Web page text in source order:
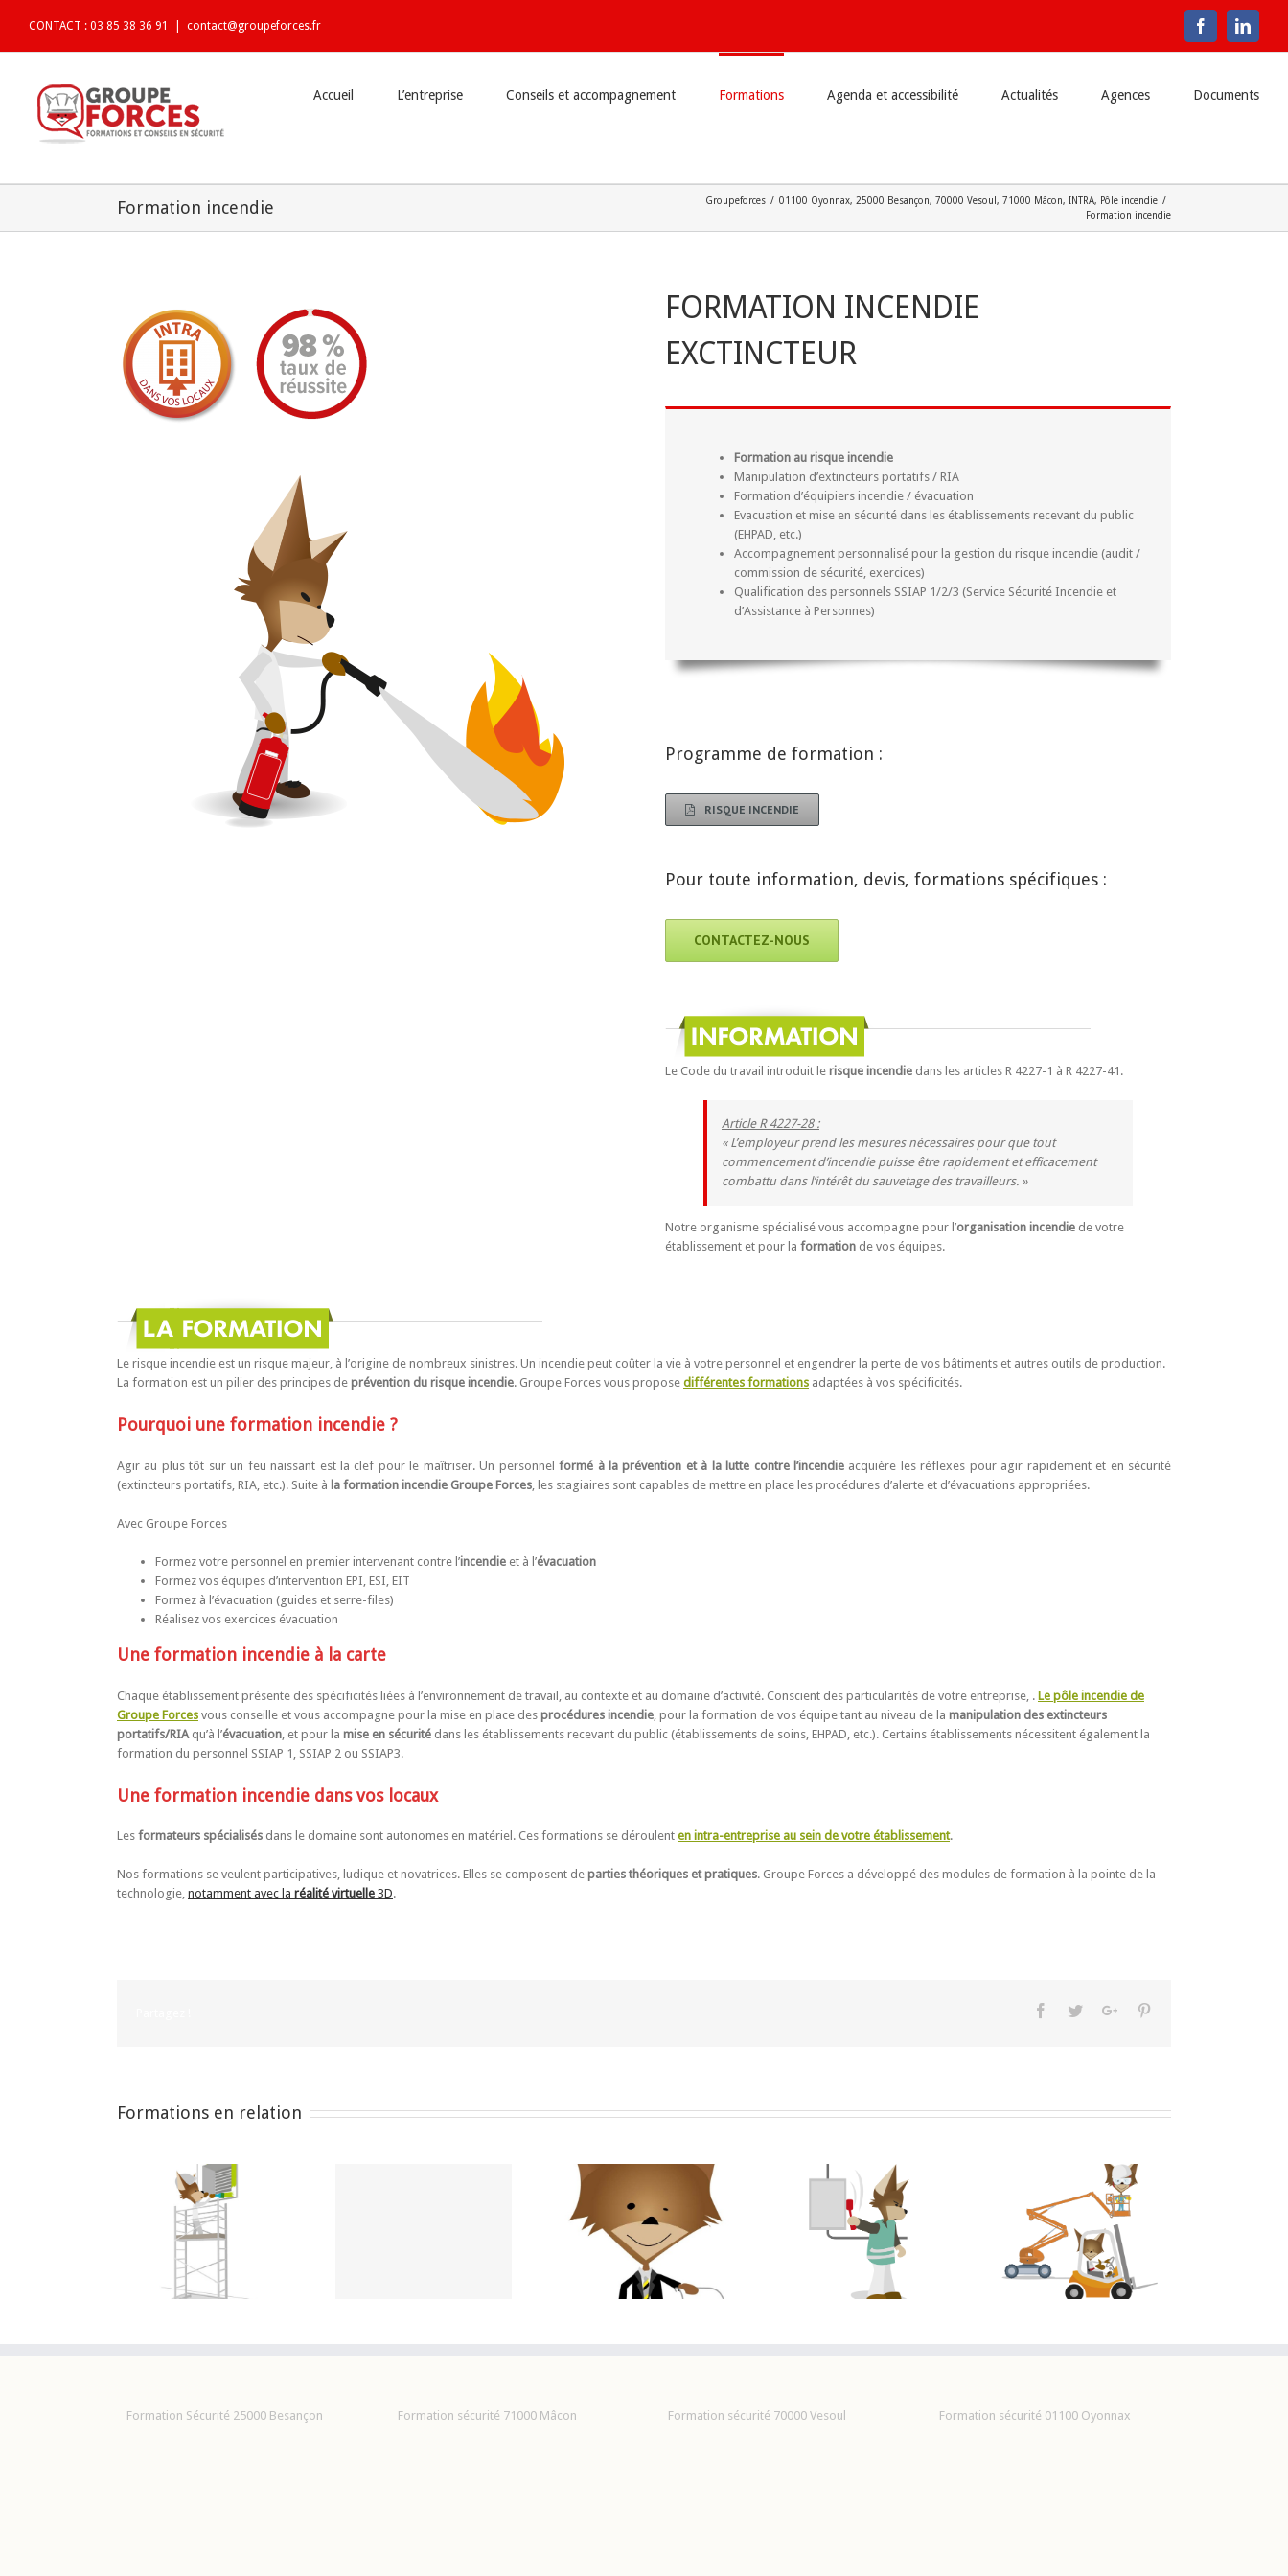
CONTACT : 03 85 38 36 91 contact@groupeforces.fr Facebook
Accueil L’entreprise Conseils et accompagnement Formations Agenda et accessibilité Actualités Agences Documents
Formation incendie Groupeforces / 01100 Oyonnax, 25000 Besançon, 70000 Vesoul , 71000 Mâcon, INTRA, Pôle incendie /
Formation incendie
FORMATION INCENDIE
EXCTINCTEUR
Formation au risque incendie
Manipulation d’extincteurs portatifs / RIA
Formation d’équipiers incendie / évacuation
Evacuation et mise en sécurité dans les établissements recevant du public
(EHPAD, etc.)
Accompagnement personnalisé pour la gestion du risque incendie (audit /
commission de sécurité, exercices)
Qualification des personnels SSIAP 1/2/3 (Service Sécurité Incendie et
d’Assistance à Personnes)
Programme de formation :
RISQUE INCENDIE
Pour toute information, devis, formations spécifiques :
CONTACTEZ-NOUS
Le Code du travail introduit le risque incendie dans les articles R 4227-1 à R 4227-41.
Article R 4227-28 :
« L’employeur prend les mesures nécessaires pour que tout
commencement d’incendie puisse être rapidement et efficacement
combattu dans l’intérêt du sauvetage des travailleurs. »
Notre organisme spécialisé vous accompagne pour l’organisation incendie de votre
établissement et pour la formation de vos équipes.
Le risque incendie est un risque majeur, à l’origine de nombreux sinistres. Un incendie peut coûter la vie à votre personnel et engendrer la perte de vos bâtiments et autres outils de production.
La formation est un pilier des principes de prévention du risque incendie. Groupe Forces vous propose différentes formations adaptées à vos spécificités.
Pourquoi une formation incendie ?
Agir au plus tôt sur un feu naissant est la clef pour le maîtriser. Un personnel formé à la prévention et à la lutte contre l’incendie acquière les réflexes pour agir rapidement et en sécurité
(extincteurs portatifs, RIA, etc.). Suite à la formation incendie Groupe Forces , les stagiaires sont capables de mettre en place les procédures d’alerte et d’évacuations appropriées.
Avec Groupe Forces
Formez votre personnel en premier intervenant contre l’incendie et à l’évacuation
Formez vos équipes d’intervention EPI, ESI, EIT
Formez à l’évacuation (guides et serre-files)
Réalisez vos exercices évacuation
Une formation incendie à la carte
Chaque établissement présente des spécificités liées à l’environnement de travail, au contexte et au domaine d’activité. Conscient des particularités de votre entreprise, . Le pôle incendie de
Groupe Forces vous conseille et vous accompagne pour la mise en place des procédures incendie , pour la formation de vos équipe tant au niveau de la manipulation des extincteurs
portatifs/RIA qu’à l’évacuation , et pour la mise en sécurité dans les établissements recevant du public (établissements de soins, EHPAD, etc.). Certains établissements nécessitent également la
formation du personnel SSIAP 1, SSIAP 2 ou SSIAP3.
Une formation incendie dans vos locaux
Les formateurs spécialisés dans le domaine sont autonomes en matériel. Ces formations se déroulent en intra-entreprise au sein de votre établissement.
Nos formations se veulent participatives, ludique et novatrices. Elles se composent de parties théoriques et pratiques. Groupe Forces a développé des modules de formation à la pointe de la
technologie, notamment avec la réalité virtuelle 3D.
Facebook
TwitterGoogle+
Formations en relation
Formation travaux en
Formation habilitation
électrique
Formation CACES®
Levage / Manutention /
TEG / Gerbeurs à
conducteur
accompagnant
Formation Sécurité 25000 Besançon Formation sécurité 71000 Mâcon Formation sécurité 70000 Vesoul Formation sécurité 01100 Oyonnax